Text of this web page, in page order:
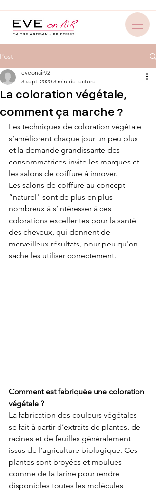
Post
La coloration végétale,
comment ça marche ?
eveonair92
3 sept. 2020 3 min de lecture
Les techniques de coloration végétale
s’améliorent chaque jour un peu plus
et la demande grandissante des
consommatrices invite les marques et
les salons de coiffure à innover.
Les salons de coiffure au concept
“naturel" sont de plus en plus
nombreux à s’intéresser à ces
colorations excellentes pour la santé
des cheveux, qui donnent de
merveilleux résultats, pour peu qu'on
sache les utiliser correctement.
Comment est fabriquée une coloration
végétale ?
La fabrication des couleurs végétales
se fait à partir d’extraits de plantes, de
racines et de feuilles généralement
issus de l’agriculture biologique. Ces
plantes sont broyées et moulues
comme de la farine pour rendre
disponibles toutes les molécules